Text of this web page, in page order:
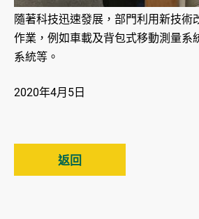
隨著科技迅速發展，部門利用新技術
作業，例如車載及背包式移動測量系
系統等。
2020年4月5日
返回